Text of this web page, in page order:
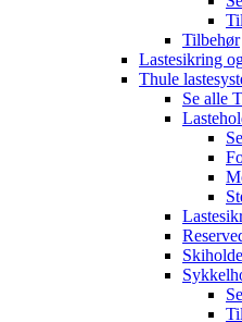
Tilbehør
Lastesikring
Thule
Se alle